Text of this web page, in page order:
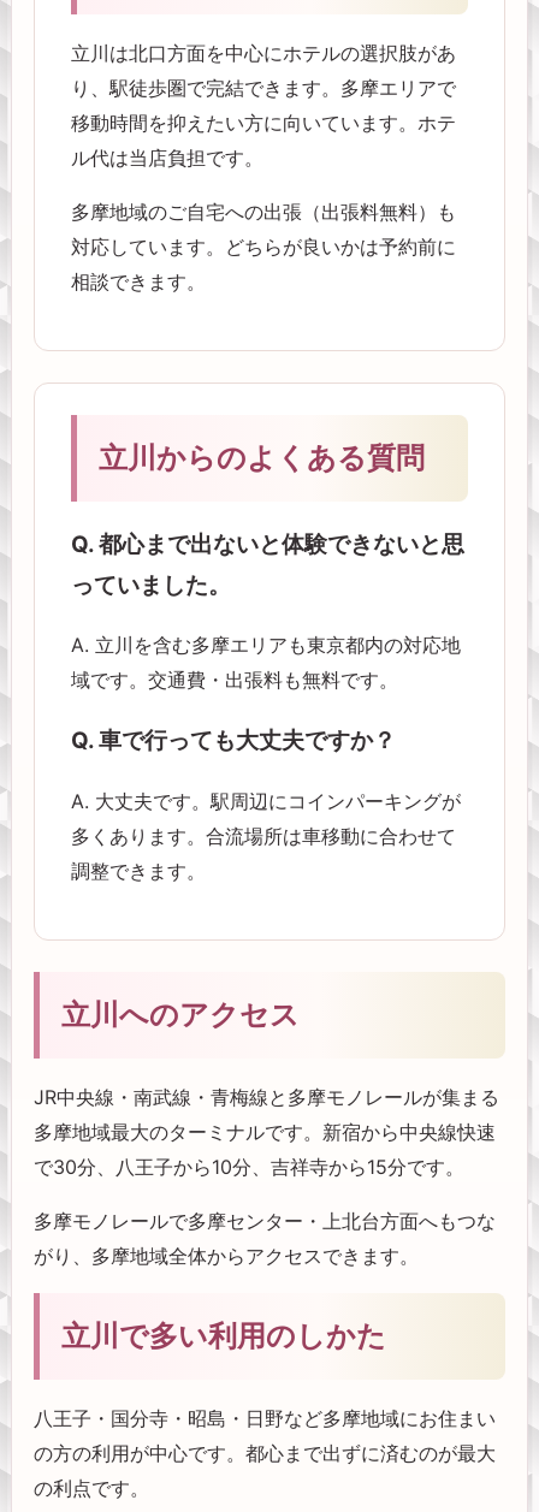
立川は北口方面を中心にホテルの選択肢があ
り、駅徒歩圏で完結できます。多摩エリアで
移動時間を抑えたい方に向いています。ホテ
ル代は当店負担です。
多摩地域のご自宅への出張（出張料無料）も
対応しています。どちらが良いかは予約前に
相談できます。
立川からのよくある質問
Q. 都心まで出ないと体験できないと思
っていました。
A. 立川を含む多摩エリアも東京都内の対応地
域です。交通費・出張料も無料です。
Q. 車で行っても大丈夫ですか？
A. 大丈夫です。駅周辺にコインパーキングが
多くあります。合流場所は車移動に合わせて
調整できます。
立川へのアクセス
JR中央線・南武線・青梅線と多摩モノレールが集まる
多摩地域最大のターミナルです。新宿から中央線快速
で30分、八王子から10分、吉祥寺から15分です。
多摩モノレールで多摩センター・上北台方面へもつな
がり、多摩地域全体からアクセスできます。
立川で多い利用のしかた
八王子・国分寺・昭島・日野など多摩地域にお住まい
の方の利用が中心です。都心まで出ずに済むのが最大
の利点です。